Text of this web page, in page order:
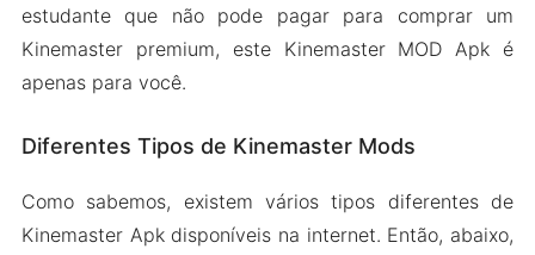
estudante que não pode pagar para comprar um
Kinemaster premium, este Kinemaster MOD Apk é
apenas para você.
Diferentes Tipos de Kinemaster Mods
Como sabemos, existem vários tipos diferentes de
Kinemaster Apk disponíveis na internet. Então, abaixo,